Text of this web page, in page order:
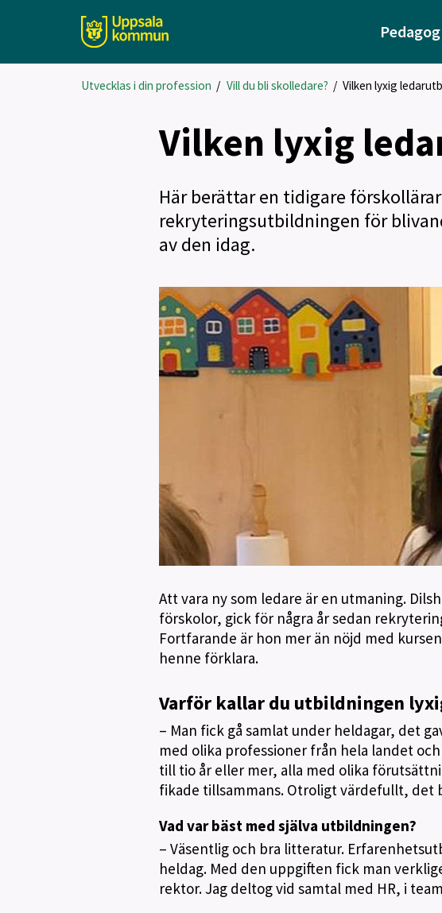
Utvecklas i din profession / Vill du bli skolledare? / Vilken lyxig
Vilken lyxig
Här berättar en tidigare
rekryteringsutbildningen för
av den idag.
Att vara ny som ledare är en utmaning.
förskolor, gick för några år sedan
Fortfarande är hon mer än nöjd med
henne förklara.
Varför kallar du utbildningen
– Man fick gå samlat under heldagar, det
med olika professioner från hela landet
till tio år eller mer, alla med olika
fikade tillsammans. Otroligt värdefullt, det
Vad var bäst med själva utbildningen?
– Väsentlig och bra litteratur.
heldag. Med den uppgiften fick man
rektor. Jag deltog vid samtal med HR, i